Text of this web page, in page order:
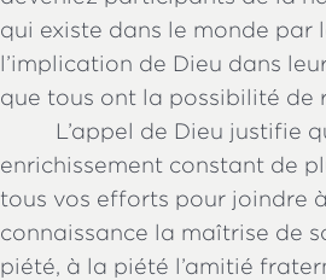
qui existe dans le monde par
l’implication de Dieu dans
que tous ont la possibilité de
L’appel de Dieu justifie
enrichissement constant de
tous vos efforts pour joindre
connaissance la maîtrise de
piété, à la piété l’amitié